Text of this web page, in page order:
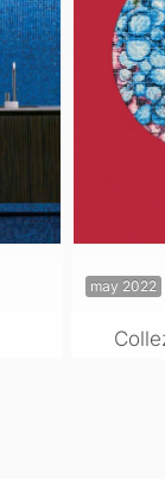
may 2022